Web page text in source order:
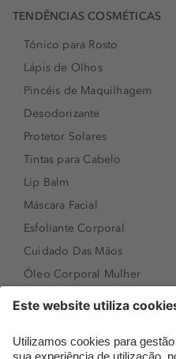
TENDÊNCIAS COSMÉTICAS
Tónico para Rosto
Lápis de Olhos
Pincéis de Maquilhagem
Desodorizante
Protetor Solares
Tintas para Cabelo
Lip Balm
Máscara Facial
Esfoliante Corporal
Cuidado Das Mãos
Óleo Corporal Mulher
Sérum de Rosto